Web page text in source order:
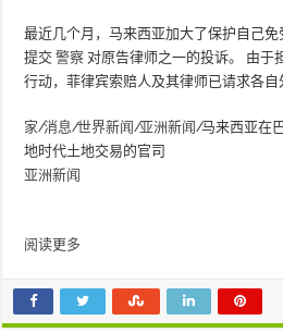
最近几个月，马来西亚加大了保护自己
提交警察 对原告律师之一的投诉。 由于
行动，菲律宾索赔人及其律师已请求各自
家/消息/世界新闻/亚洲新闻/马来西亚在
地时代土地交易的官司
亚洲新闻
阅读更多